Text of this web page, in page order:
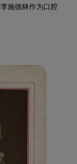
施德林作为口腔